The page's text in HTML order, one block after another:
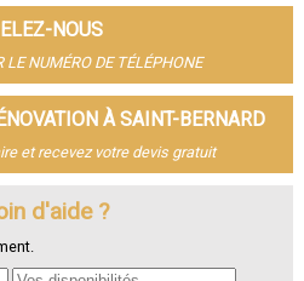
Genis-Pouilly
les-Bains
Voltaire
Riottier
NOUS
LE NUMÉRO DE TÉLÉPHONE
À SAINT-BERNARD
et recevez votre devis gratuit
d'aide ?